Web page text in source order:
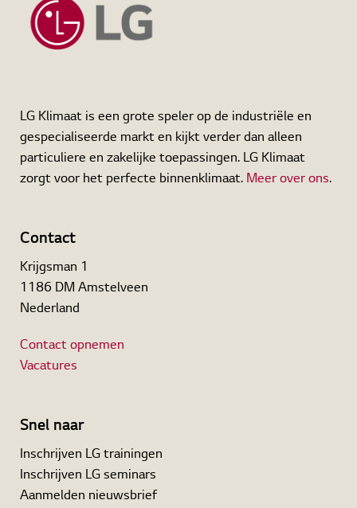
Contact
Downloads
LG Klimaat is een grote speler op de industriële en
gespecialiseerde markt en kijkt verder dan alleen
particuliere en zakelijke toepassingen. LG Klimaat
zorgt voor het perfecte binnenklimaat. Meer over ons.
Contact
Krijgsman 1
1186 DM Amstelveen
Nederland
Contact opnemen
Vacatures
Snel naar
Inschrijven LG trainingen
Inschrijven LG seminars
Aanmelden nieuwsbrief